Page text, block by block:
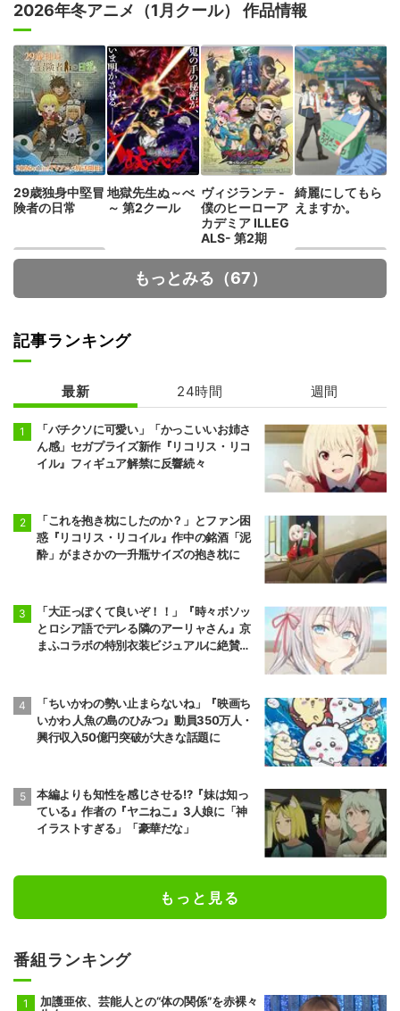
2026年冬アニメ（1月クール） 作品情報
29歳独身中堅冒
険者の日常
地獄先生ぬ～べ
～ 第2クール
ヴィジランテ -
僕のヒーローア
カデミア ILLEG
ALS- 第2期
綺麗にしてもら
えますか。
MFゴースト 3r
d Season
正反対な君と僕
もっとみる（67）
記事ランキング
最新 24時間 週間
「バチクソに可愛い」「かっこいいお姉さ
ん感」セガプライズ新作『リコリス・リコ
イル』フィギュア解禁に反響続々
「これを抱き枕にしたのか？」とファン困
惑『リコリス・リコイル』作中の銘酒「泥
酔」がまさかの一升瓶サイズの抱き枕に
「大正っぽくて良いぞ！！」『時々ボソッ
とロシア語でデレる隣のアーリャさん』京
まふコラボの特別衣装ビジュアルに絶賛の
「ちいかわの勢い止まらないね」『映画ち
いかわ 人魚の島のひみつ』動員350万人・
興行収入50億円突破が大きな話題に
本編よりも知性を感じさせる!?『妹は知っ
ている』作者の『ヤニねこ』3人娘に「神
イラストすぎる」「豪華だな」
もっと見る
番組ランキング
加護亜依、芸能人との“体の関係”を赤裸々